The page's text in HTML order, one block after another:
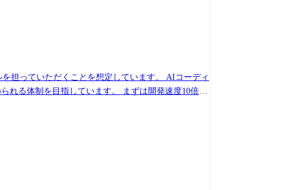
ただくことを想定しています。 AIコーディ
います。 まずは開発速度10倍を